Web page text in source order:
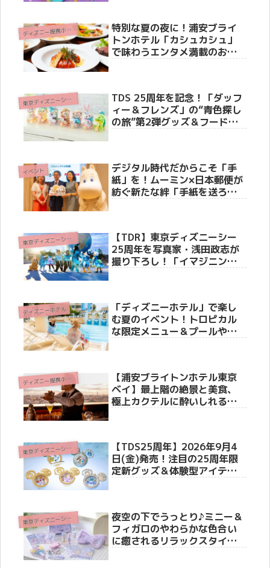
デ
ィズニー提携ホテル
特別な夏の夜に！浦安ブライ
トンホテル「カシュカシュ」
で味わうエンタメ満載のお盆
東
京ディズニーシー(R)
TDS 25周年を記念！「ダッフ
ィー＆フレンズ」の“青色探し
の旅”第2弾グッズ＆フードス
イベント
デジタル時代だからこそ「手
紙」を！ムーミン×日本郵便が
紡ぐ新たな絆「手紙を送ろ
東
京ディズニーシー(R)
【TDR】東京ディズニーシー
25周年を写真家・浅田政志が
撮り下ろし！「イマジニン
ディズニーホテル
「ディズニーホテル」で楽し
む夏のイベント！トロピカル
な限定メニュー＆プールやラ
デ
ィズニー提携ホテル
【浦安ブライトンホテル東京
ベイ】最上階の絶景と美食、
極上カクテルに酔いしれる
東
京ディズニーシー(R)
【TDS25周年】2026年9月4
日(金)発売！注目の25周年限
定新グッズ＆体験型アイテム3
東
京ディズニーシー(R)
夜空の下でうっとり♪ミニー＆
フィガロのやわらかな色合い
に癒されるリラックスタイム